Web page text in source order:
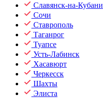
Славянск-на-Кубани
Сочи
Ставрополь
Таганрог
Туапсе
Усть-Лабинск
Хасавюрт
Черкесск
Шахты
Элиста